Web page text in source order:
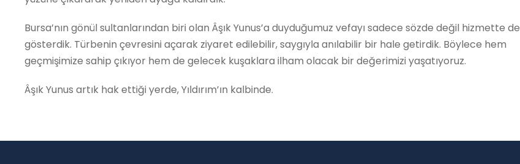
Bursa’nın gönül sultanlarından biri olan Âşık Yunus’a duyduğumuz vefayı sadece sözde değil hizmette de
gösterdik. Türbenin çevresini açarak ziyaret edilebilir, saygıyla anılabilir bir hale getirdik. Böylece hem
geçmişimize sahip çıkıyor hem de gelecek kuşaklara ilham olacak bir değerimizi yaşatıyoruz.
Âşık Yunus artık hak ettiği yerde, Yıldırım’ın kalbinde.